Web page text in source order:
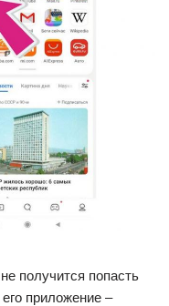
получится попасть
приложение –